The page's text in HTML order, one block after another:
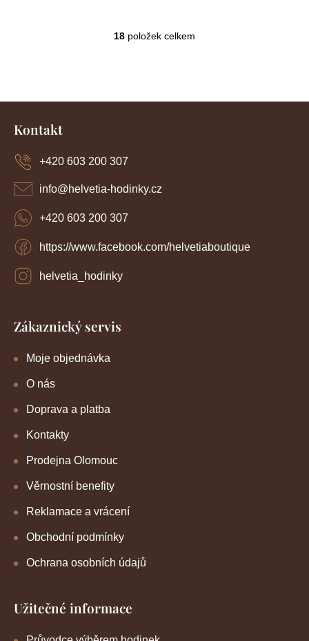
O
a
k
i
18 položek celkem
Z
Kontakt
info@helvetia-hodinky.cz
+420 603 200 307
https://www.facebook.com/helvetiaboutique
helvetia_hodinky
+420 603 200 307
Zákaznický servis
Moje objednávka
O nás
Doprava a platba
Kontakty
Prodejna Olomouc
Věrnostní benefity
Reklamace a vrácení
Obchodní podmínky
Ochrana osobních údajů
Užitečné informace